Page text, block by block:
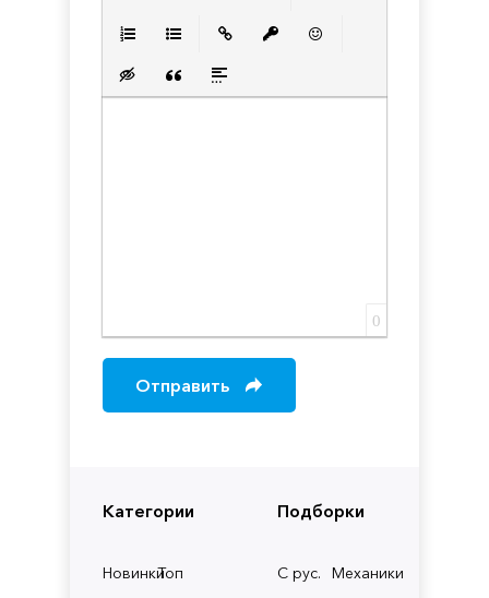
Категории
НовинкиТоп
Подборки
С рус.
Механики
Вставка скрытого текста
Вставка цитаты
Вставка спойлера
0
Отправить